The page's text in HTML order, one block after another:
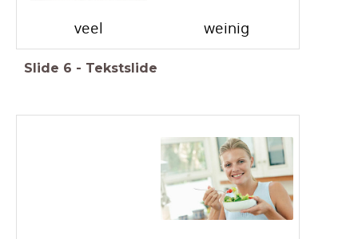
veel weinig
Slide 6 - Tekstslide